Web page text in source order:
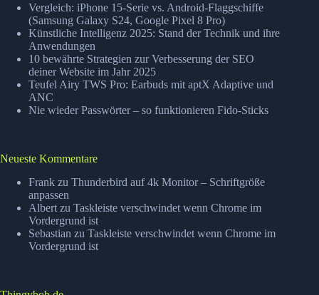
Vergleich: iPhone 15-Serie vs. Android-Flaggschiffe
(Samsung Galaxy S24, Google Pixel 8 Pro)
Künstliche Intelligenz 2025: Stand der Technik und ihre
Anwendungen
10 bewährte Strategien zur Verbesserung der SEO
deiner Website im Jahr 2025
Teufel Airy TWS Pro: Earbuds mit aptX Adaptive und
ANC
Nie wieder Passwörter – so funktionieren Fido-Sticks
Neueste Kommentare
Frank zu Thunderbird auf 4k Monitor – Schriftgröße
anpassen
Albert zu Taskleiste verschwindet wenn Chrome im
Vordergrund ist
Sebastian zu Taskleiste verschwindet wenn Chrome im
Vordergrund ist